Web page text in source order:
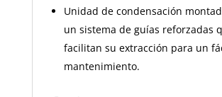
Unidad de condensación
un sistema de guías reforzadas
facilitan su extracción para un
mantenimiento.